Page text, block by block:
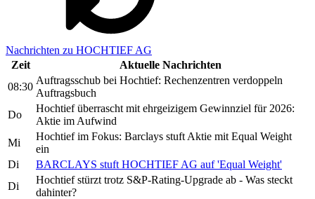
Nachrichten zu HOCHTIEF AG
Zeit
Aktuelle Nachrichten
08:30
Auftragsschub bei Hochtief: Rechenzentren verdoppeln
Auftragsbuch
Do
Hochtief überrascht mit ehrgeizigem Gewinnziel für 2026:
Aktie im Aufwind
Mi
Hochtief im Fokus: Barclays stuft Aktie mit Equal Weight
ein
Di
BARCLAYS stuft HOCHTIEF AG auf 'Equal Weight'
Di
Hochtief stürzt trotz S&P-Rating-Upgrade ab - Was steckt
dahinter?